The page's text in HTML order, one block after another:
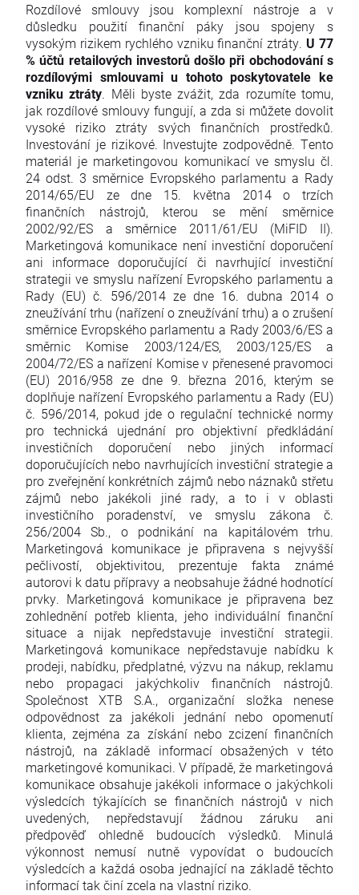
Rozdílové smlouvy jsou komplexní nástroje a v
důsledku použití finanční páky jsou spojeny s
vysokým rizikem rychlého vzniku finanční ztráty. U 77
% účtů retailových investorů došlo při obchodování s
rozdílovými smlouvami u tohoto poskytovatele ke
vzniku ztráty. Měli byste zvážit, zda rozumíte tomu,
jak rozdílové smlouvy fungují, a zda si můžete dovolit
vysoké riziko ztráty svých finančních prostředků.
Investování je rizikové. Investujte zodpovědně. Tento
materiál je marketingovou komunikací ve smyslu čl.
24 odst. 3 směrnice Evropského parlamentu a Rady
2014/65/EU ze dne 15. května 2014 o trzích
finančních nástrojů, kterou se mění směrnice
2002/92/ES a směrnice 2011/61/EU (MiFID II).
Marketingová komunikace není investiční doporučení
ani informace doporučující či navrhující investiční
strategii ve smyslu nařízení Evropského parlamentu a
Rady (EU) č. 596/2014 ze dne 16. dubna 2014 o
zneužívání trhu (nařízení o zneužívání trhu) a o zrušení
směrnice Evropského parlamentu a Rady 2003/6/ES a
směrnic Komise 2003/124/ES, 2003/125/ES a
2004/72/ES a nařízení Komise v přenesené pravomoci
(EU) 2016/958 ze dne 9. března 2016, kterým se
doplňuje nařízení Evropského parlamentu a Rady (EU)
č. 596/2014, pokud jde o regulační technické normy
pro technická ujednání pro objektivní předkládání
investičních doporučení nebo jiných informací
doporučujících nebo navrhujících investiční strategie a
pro zveřejnění konkrétních zájmů nebo náznaků střetu
zájmů nebo jakékoli jiné rady, a to i v oblasti
investičního poradenství, ve smyslu zákona č.
256/2004 Sb., o podnikání na kapitálovém trhu.
Marketingová komunikace je připravena s nejvyšší
pečlivostí, objektivitou, prezentuje fakta známé
autorovi k datu přípravy a neobsahuje žádné hodnotící
prvky. Marketingová komunikace je připravena bez
zohlednění potřeb klienta, jeho individuální finanční
situace a nijak nepředstavuje investiční strategii.
Marketingová komunikace nepředstavuje nabídku k
prodeji, nabídku, předplatné, výzvu na nákup, reklamu
nebo propagaci jakýchkoliv finančních nástrojů.
Společnost XTB S.A., organizační složka nenese
odpovědnost za jakékoli jednání nebo opomenutí
klienta, zejména za získání nebo zcizení finančních
nástrojů, na základě informací obsažených v této
marketingové komunikaci. V případě, že marketingová
komunikace obsahuje jakékoli informace o jakýchkoli
výsledcích týkajících se finančních nástrojů v nich
uvedených, nepředstavují žádnou záruku ani
předpověď ohledně budoucích výsledků. Minulá
výkonnost nemusí nutně vypovídat o budoucích
výsledcích a každá osoba jednající na základě těchto
informací tak činí zcela na vlastní riziko.